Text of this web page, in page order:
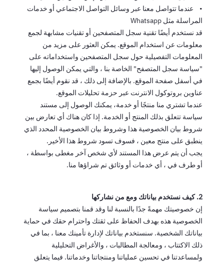
• عندما تتواصل معنا عبر وسائل التواصل الاجتماعي أو خدمات
المراسلة مثل Whatsapp
قد نستخدم أيضًا تقنية سجل المتصفحين أو تقنيات مشابهة لجمع
معلومات عن استخدام الموقع. يمكن العثور على مزيد من
المعلومات التفصيلية حول سجل المتصفحين واستخداماته على
"سياسة سجل المتصفح" الخاصة بنا ، والتي يمكن الوصول إليها
في أسفل صفحة الموقع. بالإضافة إلى ذلك ، قد نقوم أيضًا بجمع
عناوين بروتوكول الانترنت عبر حزمة تحليلات الموقع.
عندما تشتري منا منتجًا أو خدمة، يمكنك الوصول إلى مستند
سياسة تتعلق بذلك المنتج أو الخدمة. إذا كان هناك أي تعارض بين
شروط بيان الخصوصية هذا وشروط بيان الخصوصية المحدد الذي
ينطبق على منتج معين ، فسوف تسود شروط هذا الأخير.
يجب أن يتم عرض هذا المستند لأي شخص آخر مغطى بواسطة ،
أو طرف في ، أي خدمات أو وثائق تم شراؤها منا.
2. كيف نستخدم بياناتك ومع من نشاركها
إن خصوصيتك مهمةً جدًا بالنسبة لنا وقد قمنا بتصميم سياسة
الخصوصية هذه بهدف الحفاظ على ثقتك واحترام حقك في حماية
بياناتك الشخصية. سنستخدم بياناتك لإدارة تأمينك معنا ، بما في
ذلك الاكتتاب ، ومعالجة المطالبات ، والأغراض التحليلية
ولمساعدتنا في تحسين عملياتنا ومنتجاتنا وخدماتنا. فيما يتعلق